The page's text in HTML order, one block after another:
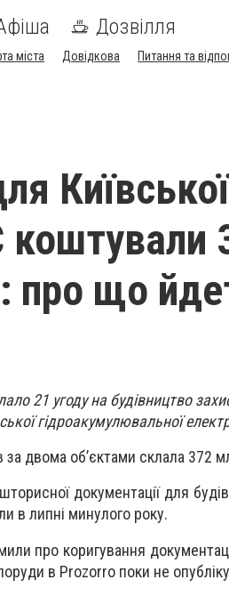
Дозвілля
міста Довідкова Питання та
коштували
про що
21 угоду на будівництво
гідроакумулювальної
за двома об’єктами склала 372
документації для
в липні минулого року.
про коригування
в Prozorro поки не